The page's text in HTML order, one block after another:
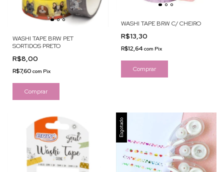
WASHI TAPE BRW PET
SORTIDOS PRETO
R$8,00
R$7,60 com Pix
Comprar
WASHI TAPE BRW C/ CHEIRO
R$13,30
R$12,64 com Pix
Comprar
Esgotado